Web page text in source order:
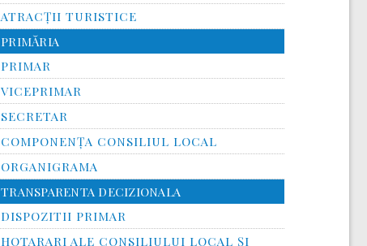
ATRACȚII TURISTICE
PRIMĂRIA
PRIMAR
VICEPRIMAR
SECRETAR
COMPONENȚA CONSILIUL LOCAL
ORGANIGRAMA
TRANSPARENTA DECIZIONALA
DISPOZITII PRIMAR
HOTARARI ALE CONSILIULUI LOCAL ȘI